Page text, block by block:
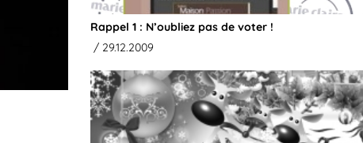
Rappel 1 : N’oubliez pas de voter !
/ 29.12.2009